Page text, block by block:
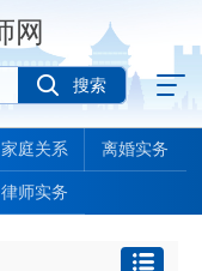
家庭关系 离婚实务
律师实务